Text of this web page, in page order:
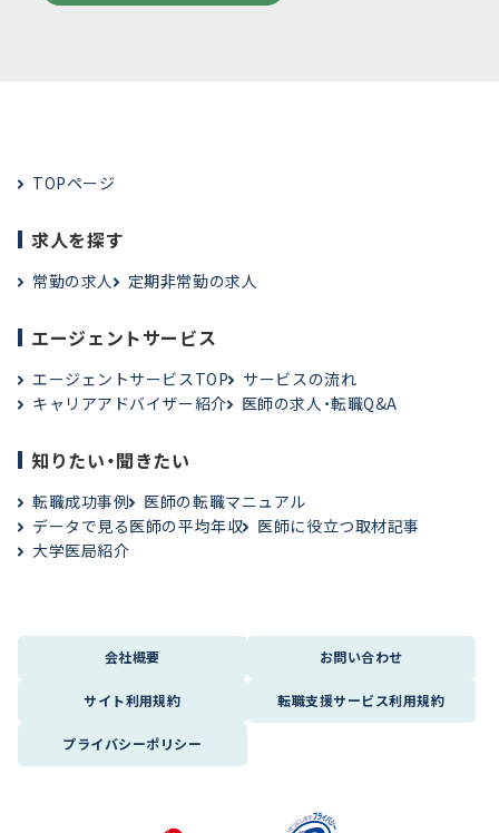
TOPページ
求人を探す
常勤の求人 定期非常勤の求人
エージェントサービス
エージェントサービスTOP
サービスの流れ
キャリアアドバイザー紹介
医師の求人・転職Q&A
知りたい・聞きたい
転職成功事例
医師の転職マニュアル
データで見る医師の平均年収
医師に役立つ取材記事
大学医局紹介
会社概要 お問い合わせ
サイト利用規約 転職支援サービス利用規約
プライバシーポリシー